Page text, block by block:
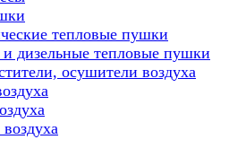
тепловые пушки
и дизельные тепловые пушки
осушители воздуха